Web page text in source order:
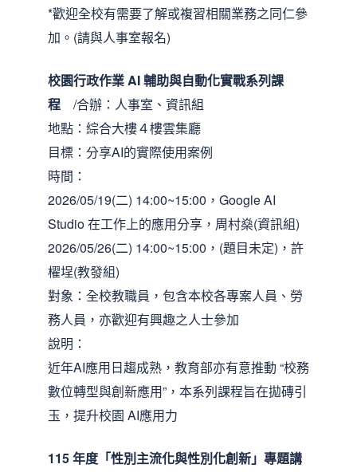
*歡迎全校有需要了解或複習相關業務之同仁參
加。(請與人事室報名)
校園行政作業 AI 輔助與自動化實戰系列課
程 /合辦：人事室、資訊組
地點：綜合大樓４樓雲集廳
目標：分享AI的實際使用案例
時間：
2026/05/19(二) 14:00~15:00，Google AI
Studio 在工作上的應用分享，周村燊(資訊組)
2026/05/26(二) 14:00~15:00，(題目未定)，許
櫂埕(教發組)
對象：全校教職員，包含本校各專案人員、勞
務人員，亦歡迎有興趣之人士參加
說明：
近年AI應用日趨成熟，教育部亦有意推動 “校務
數位轉型與創新應用”，本系列課程旨在拋磚引
玉，提升校園 AI應用力
115 年度「性別主流化與性別化創新」專題講